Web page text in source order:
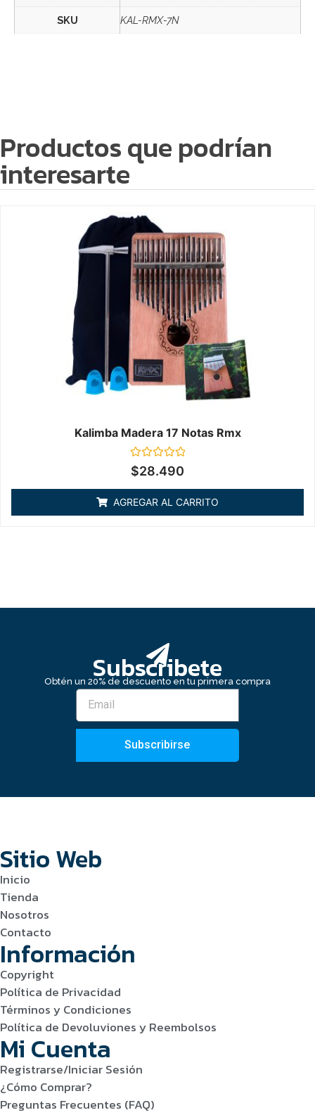
SKU KAL-RMX-7N
Productos que podrían
interesarte
Kalimba Madera 17 Notas Rmx
Valorado
en
de
5
$28.490
AGREGAR AL CARRITO
Subscribete
Obtén un 20% de descuento en tu primera compra
Subscribirse
Sitio Web
Inicio
Tienda
Nosotros
Contacto
Información
Copyright
Política de Privacidad
Términos y Condiciones
Política de Devoluviones y Reembolsos
Mi Cuenta
Registrarse/Iniciar Sesión
¿Cómo Comprar?
Preguntas Frecuentes (FAQ)